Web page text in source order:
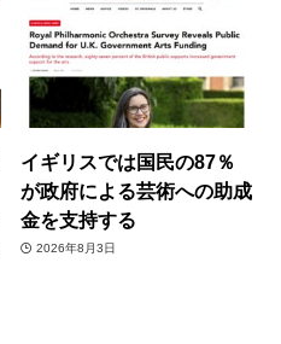
イギリスでは国民の87％
が政府による芸術への助成
金を支持する
2026年8月3日